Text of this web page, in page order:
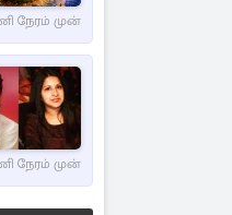
நேரம் முன்
நேரம் முன்